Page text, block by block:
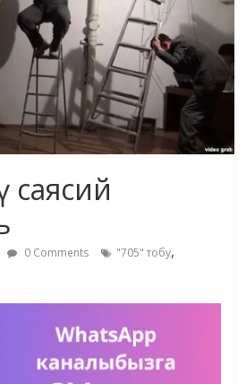
саясий
0 Comments "705" тобу,